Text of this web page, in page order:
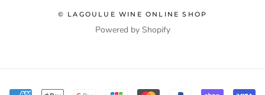
© LAGOULUE WINE ONLINE SHOP
Powered by Shopify